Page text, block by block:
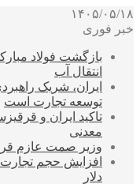
۱۴۰۵/۰۵/۱۸
خبر فوری
بازگشت فولاد
انتقال آب
ایران، شریک
توسعه تجارت است
تاکید ایران و
معدنی
وزیر صمت عازم
دلار